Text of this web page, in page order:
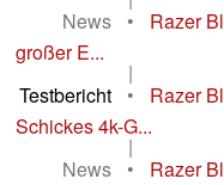
News
•
Razer
großer E...
|
Testbericht
•
Razer
Schickes 4k-G...
|
News
•
Razer